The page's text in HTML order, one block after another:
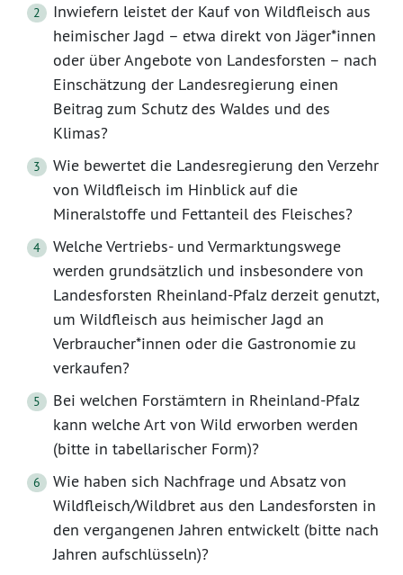
Inwiefern leistet der Kauf von Wildfleisch aus
heimischer Jagd – etwa direkt von Jäger*innen
oder über Angebote von Landesforsten – nach
Einschätzung der Landesregierung einen
Beitrag zum Schutz des Waldes und des
Klimas?
Wie bewertet die Landesregierung den Verzehr
von Wildfleisch im Hinblick auf die
Mineralstoffe und Fettanteil des Fleisches?
Welche Vertriebs- und Vermarktungswege
werden grundsätzlich und insbesondere von
Landesforsten Rheinland-Pfalz derzeit genutzt,
um Wildfleisch aus heimischer Jagd an
Verbraucher*innen oder die Gastronomie zu
verkaufen?
Bei welchen Forstämtern in Rheinland-Pfalz
kann welche Art von Wild erworben werden
(bitte in tabellarischer Form)?
Wie haben sich Nachfrage und Absatz von
Wildfleisch/Wildbret aus den Landesforsten in
den vergangenen Jahren entwickelt (bitte nach
Jahren aufschlüsseln)?